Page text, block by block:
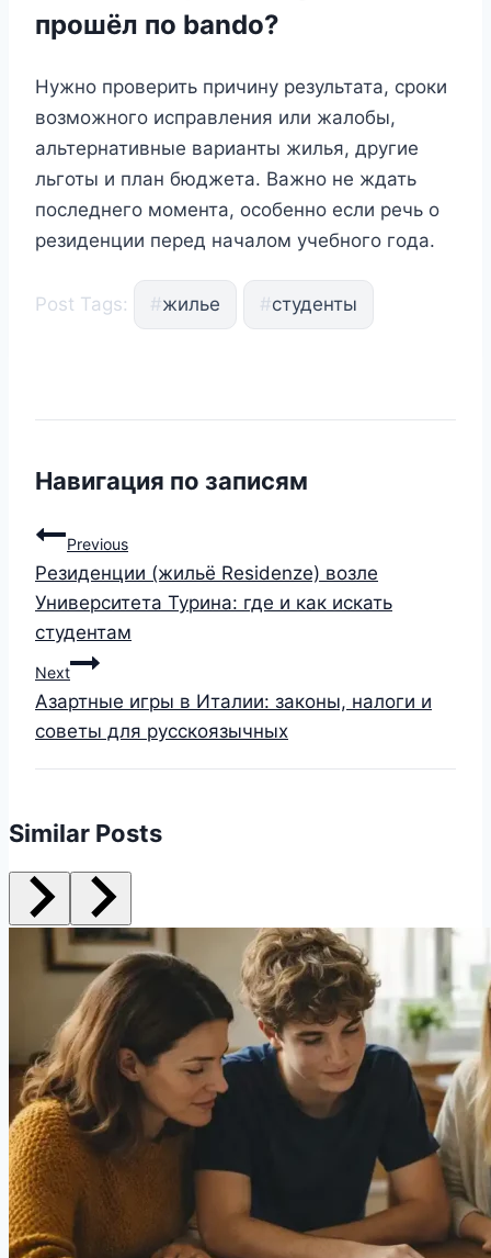
прошёл по bando?
Нужно проверить причину результата, сроки
возможного исправления или жалобы,
альтернативные варианты жилья, другие
льготы и план бюджета. Важно не ждать
последнего момента, особенно если речь о
резиденции перед началом учебного года.
Post Tags: #жилье #студенты
Навигация по записям
Previous
Резиденции (жильё Residenze) возле
Университета Турина: где и как искать
студентам
Next
Азартные игры в Италии: законы, налоги и
советы для русскоязычных
Similar Posts